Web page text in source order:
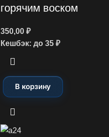
горячим воском
350,00 ₽
Кешбэк: до 35 ₽
В корзину